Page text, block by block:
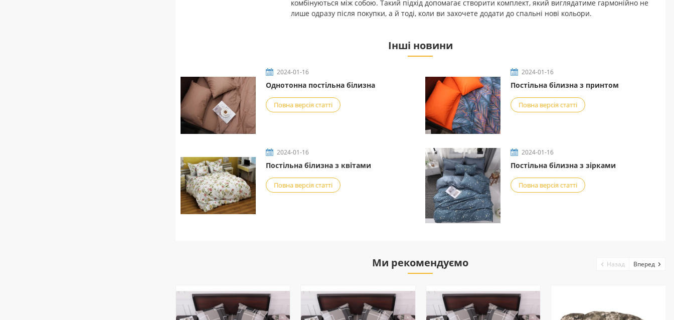
комбінуються між собою. Такий підхід допомагає створити комплект, який виглядатиме гармонійно не
лише одразу після покупки, а й тоді, коли ви захочете додати до спальні нові кольори.
Інші новини
2024-01-16
Однотонна постільна білизна
Повна версія статті
2024-01-16
Постільна білизна з принтом
Повна версія статті
2024-01-16
Постільна білизна з квітами
Повна версія статті
2024-01-16
Постільна білизна з зірками
Повна версія статті
Ми рекомендуємо Назад Вперед